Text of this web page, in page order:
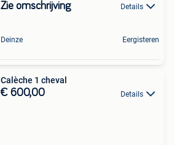
Zie omschrijving Details
Deinze Eergisteren
Calèche 1 cheval
€ 600,00 Details